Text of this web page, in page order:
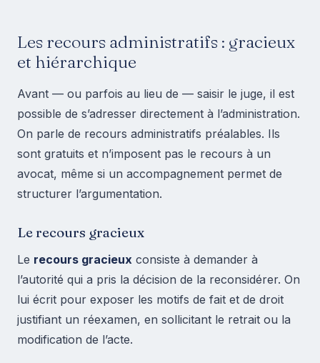
Les recours administratifs : gracieux
et hiérarchique
Avant — ou parfois au lieu de — saisir le juge, il est
possible de s’adresser directement à l’administration.
On parle de recours administratifs préalables. Ils
sont gratuits et n’imposent pas le recours à un
avocat, même si un accompagnement permet de
structurer l’argumentation.
Le recours gracieux
Le recours gracieux consiste à demander à
l’autorité qui a pris la décision de la reconsidérer. On
lui écrit pour exposer les motifs de fait et de droit
justifiant un réexamen, en sollicitant le retrait ou la
modification de l’acte.